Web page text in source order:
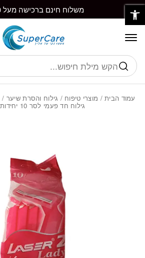
Skip to Content משלוח חינם ברכישה מעל ₪350
חיפוש
עמוד הבית/ מוצרי טיפוח / גילוח והסרת שיער /
גילוח חד פעמי לסר 10 יחידות לנשים
בחזרה למעלה
פתח סרגל נגישות